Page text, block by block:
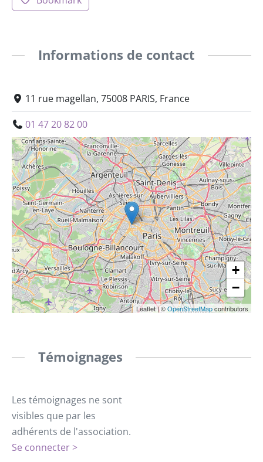
Informations de contact
11 rue magellan, 75008 PARIS, France
01 47 20 82 00
+
−
Leaflet|©OpenStreetMapcontributors
Témoignages
Les témoignages ne sont
visibles que par les
adhérents de l'association.
Se connecter >